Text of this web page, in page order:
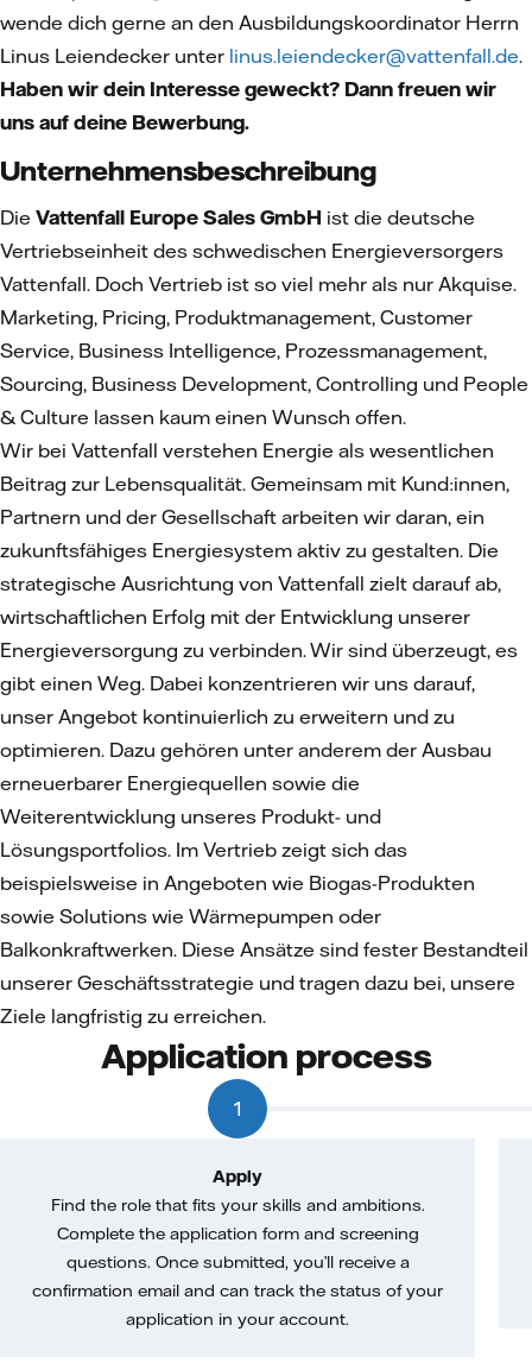
wende dich gerne an den Ausbildungskoordinator Herrn
Linus Leiendecker unter linus.leiendecker@vattenfall.de.
Haben wir dein Interesse geweckt? Dann freuen wir
uns auf deine Bewerbung.
Unternehmensbeschreibung
Die Vattenfall Europe Sales GmbH ist die deutsche
Vertriebseinheit des schwedischen Energieversorgers
Vattenfall. Doch Vertrieb ist so viel mehr als nur Akquise.
Marketing, Pricing, Produktmanagement, Customer
Service, Business Intelligence, Prozessmanagement,
Sourcing, Business Development, Controlling und People
& Culture lassen kaum einen Wunsch offen.
Wir bei Vattenfall verstehen Energie als wesentlichen
Beitrag zur Lebensqualität. Gemeinsam mit Kund:innen,
Partnern und der Gesellschaft arbeiten wir daran, ein
zukunftsfähiges Energiesystem aktiv zu gestalten. Die
strategische Ausrichtung von Vattenfall zielt darauf ab,
wirtschaftlichen Erfolg mit der Entwicklung unserer
Energieversorgung zu verbinden. Wir sind überzeugt, es
gibt einen Weg. Dabei konzentrieren wir uns darauf,
unser Angebot kontinuierlich zu erweitern und zu
optimieren. Dazu gehören unter anderem der Ausbau
erneuerbarer Energiequellen sowie die
Weiterentwicklung unseres Produkt- und
Lösungsportfolios. Im Vertrieb zeigt sich das
beispielsweise in Angeboten wie Biogas-Produkten
sowie Solutions wie Wärmepumpen oder
Balkonkraftwerken. Diese Ansätze sind fester Bestandteil
unserer Geschäftsstrategie und tragen dazu bei, unsere
Ziele langfristig zu erreichen.
Application process
1
Apply
Find the role that fits your skills and ambitions.
Complete the application form and screening
questions. Once submitted, you’ll receive a
confirmation email and can track the status of your
application in your account.